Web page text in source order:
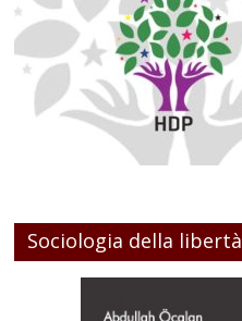
Sociologia della libertà